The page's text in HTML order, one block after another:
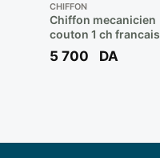
CHIFFON
Chiffon mecanicien
couton 1 ch francais
(carton 10 kg ) **
5 700 DA